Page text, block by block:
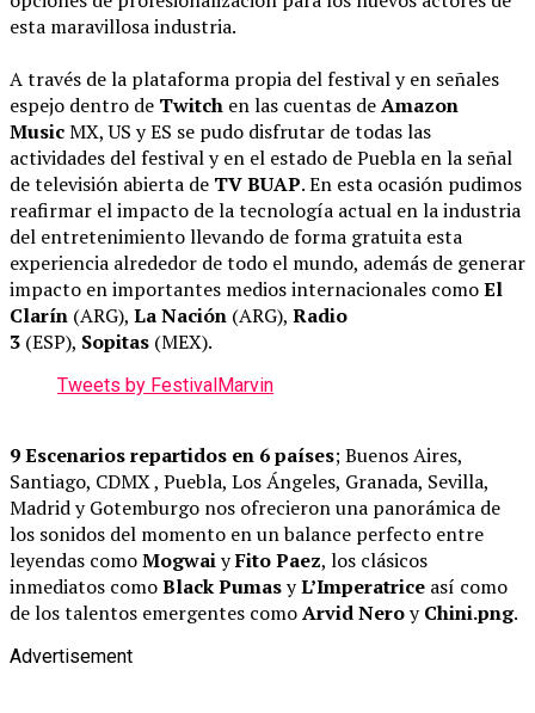
esta maravillosa industria.
A través de la plataforma propia del festival y en señales
espejo dentro de Twitch en las cuentas deAmazon
MusicMX, US y ES se pudo disfrutar de todas las
actividades del festival y en el estado de Puebla en la señal
de televisión abierta de TV BUAP. En esta ocasión pudimos
reafirmar el impacto de la tecnología actual en la industria
del entretenimiento llevando de forma gratuita esta
experiencia alrededor de todo el mundo, además de generar
impacto en importantes medios internacionales comoEl
Clarín (ARG), La Nación (ARG), Radio
3 (ESP), Sopitas (MEX).
Tweets by FestivalMarvin
9 Escenarios repartidos en 6 países; Buenos Aires,
Santiago, CDMX , Puebla, Los Ángeles, Granada, Sevilla,
Madrid y Gotemburgo nos ofrecieron una panorámica de
los sonidos del momento en un balance perfecto entre
leyendas comoMogwaiyFito Paez, los clásicos
inmediatos comoBlack PumasyL’Imperatrice así como
de los talentos emergentes comoArvid NeroyChini.png.
Advertisement